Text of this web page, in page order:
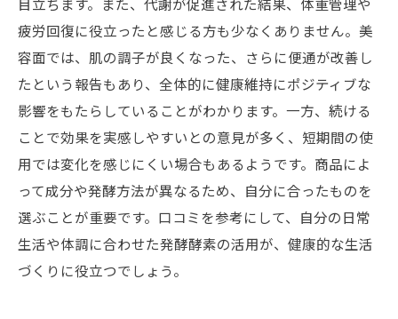
疲労回復に役立ったと感じる方も少なくありません。美
容面では、肌の調子が良くなった、さらに便通が改善し
たという報告もあり、全体的に健康維持にポジティブな
影響をもたらしていることがわかります。一方、続ける
ことで効果を実感しやすいとの意見が多く、短期間の使
用では変化を感じにくい場合もあるようです。商品によ
って成分や発酵方法が異なるため、自分に合ったものを
選ぶことが重要です。口コミを参考にして、自分の日常
生活や体調に合わせた発酵酵素の活用が、健康的な生活
づくりに役立つでしょう。